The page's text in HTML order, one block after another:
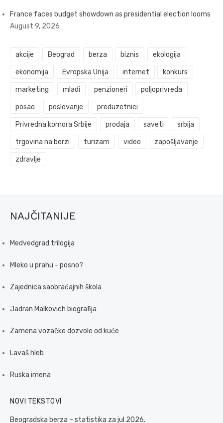
France faces budget showdown as presidential election looms
August 9, 2026
akcije Beograd berza biznis ekologija
ekonomija Evropska Unija internet konkurs
marketing mladi penzioneri poljoprivreda
posao poslovanje preduzetnici
Privredna komora Srbije prodaja saveti srbija
trgovina na berzi turizam video zapošljavanje
zdravlje
NAJČITANIJE
Medvedgrad trilogija
Mleko u prahu - posno?
Zajednica saobraćajnih škola
Jadran Malkovich biografija
Zamena vozačke dozvole od kuće
Lavaš hleb
Ruska imena
NOVI TEKSTOVI
Beogradska berza – statistika za jul 2026.